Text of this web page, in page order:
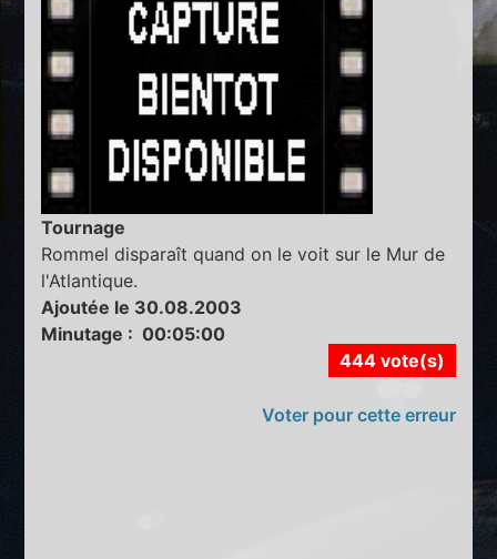
Tournage
Rommel disparaît quand on le voit sur le Mur de
l'Atlantique.
Ajoutée le 30.08.2003
Minutage : 00:05:00
444 vote(s)
Voter pour cette erreur